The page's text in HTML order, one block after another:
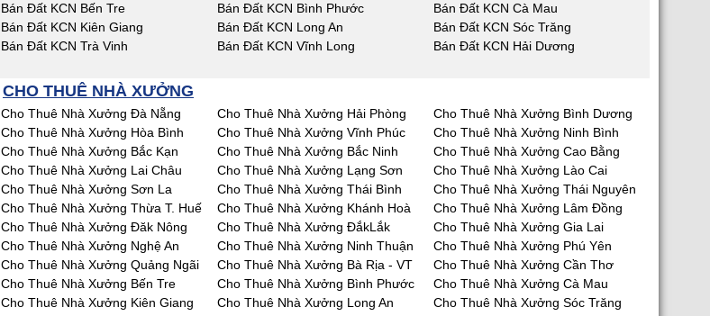
Bán Đất KCN Bến Tre Bán Đất KCN Bình Phước
Bán Đất KCN Cà Mau
Bán Đất KCN Kiên Giang Bán Đất KCN Long An
Bán Đất KCN Sóc Trăng
Bán Đất KCN Trà Vinh Bán Đất KCN Vĩnh Long
Bán Đất KCN Hải Dương
CHO THUÊ NHÀ XƯỞNG
Cho Thuê Nhà Xưởng Đà Nẵng Cho Thuê Nhà Xưởng Hải Phòng
Cho Thuê Nhà Xưởng Bình Dương
Cho Thuê Nhà Xưởng Hòa Bình Cho Thuê Nhà Xưởng Vĩnh Phúc
Cho Thuê Nhà Xưởng Ninh Bình
Cho Thuê Nhà Xưởng Bắc Kạn Cho Thuê Nhà Xưởng Bắc Ninh
Cho Thuê Nhà Xưởng Cao Bằng
Cho Thuê Nhà Xưởng Lai Châu Cho Thuê Nhà Xưởng Lạng Sơn
Cho Thuê Nhà Xưởng Lào Cai
Cho Thuê Nhà Xưởng Sơn La Cho Thuê Nhà Xưởng Thái Bình
Cho Thuê Nhà Xưởng Thái Nguyên
Cho Thuê Nhà Xưởng Thừa T. Huế Cho Thuê Nhà Xưởng Khánh Hoà
Cho Thuê Nhà Xưởng Lâm Đồng
Cho Thuê Nhà Xưởng Đăk Nông Cho Thuê Nhà Xưởng ĐắkLắk
Cho Thuê Nhà Xưởng Gia Lai
Cho Thuê Nhà Xưởng Nghệ An Cho Thuê Nhà Xưởng Ninh Thuận
Cho Thuê Nhà Xưởng Phú Yên
Cho Thuê Nhà Xưởng Quảng Ngãi Cho Thuê Nhà Xưởng Bà Rịa - VT
Cho Thuê Nhà Xưởng Cần Thơ
Cho Thuê Nhà Xưởng Bến Tre Cho Thuê Nhà Xưởng Bình Phước
Cho Thuê Nhà Xưởng Cà Mau
Cho Thuê Nhà Xưởng Kiên Giang Cho Thuê Nhà Xưởng Long An
Cho Thuê Nhà Xưởng Sóc Trăng